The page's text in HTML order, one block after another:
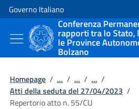
Vai al contenuto
Vai alla navigazione del sito
Governo Italiano
Conferenza
rapporti tra lo Stato,
le Province
Bolzano
Homepage / ... / ... / ... /
Atti della seduta del 27/04/2023 /
Repertorio atto n. 55/CU